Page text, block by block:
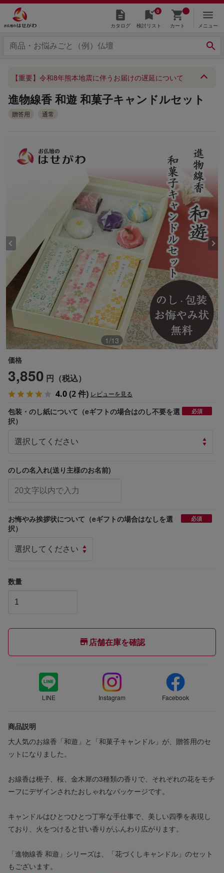
カタログ
0
検討リスト カート メニュー
【重要】令和8年熊本地震に伴うお届けの遅延について
進物線香 和遊 和菓子キャンドルセット
贈答用 通常
1/13
価格
3,850 円（税込）
4.0(2 件) レビューを見る
包装・のし紙について（eギフトの場合はのし不要を選
択）
必須
のしの名入れ(送り主様のお名前)
お悔やみ挨拶状について（eギフトの場合はなしを選
択）
必須
数量
店舗在庫を確認
LINE Instagram Facebook
商品説明
大人気のお線香「和遊」と「和菓子キャンドル」が、贈答用のセ
ットになりました。
お線香は梔子、桜、金木犀の3種類の香りで、それぞれの花をモチ
ーフにデザインされたおしゃれなパッケージです。
キャンドルはひとつひとつ丁寧な手仕事で、美しい四季を表現し
ており、火をつけると甘い香りがふんわり広がります。
「進物線香 和遊」シリーズは、「花づくしキャンドル」のセット
もございます。